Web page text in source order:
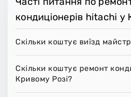
кондиціонерів hitachi у
Скільки коштує виїзд
Скільки коштує ремонт
Кривому Розі?